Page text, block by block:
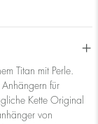
Titan mit Perle.
für
Kette Original
von